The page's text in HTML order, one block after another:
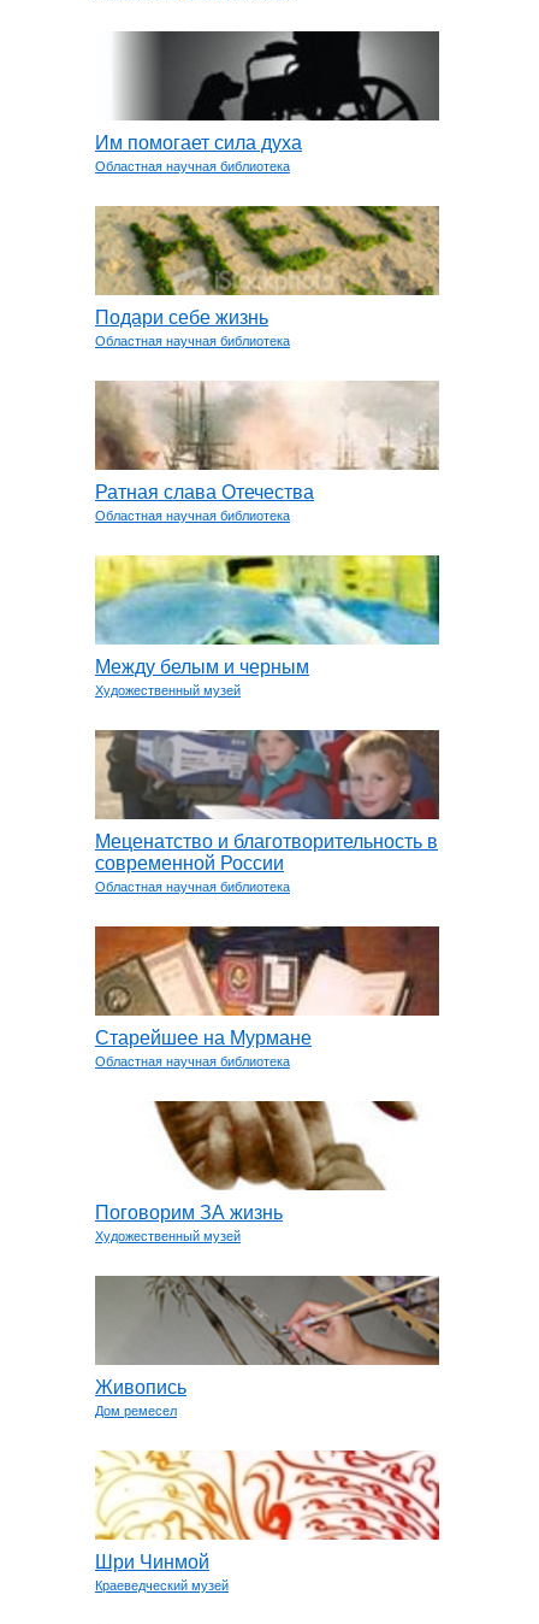
Им помогает сила духа
Областная научная библиотека
Подари себе жизнь
Областная научная библиотека
Ратная слава Отечества
Областная научная библиотека
Между белым и черным
Художественный музей
Меценатство и благотворительность в
современной России
Областная научная библиотека
Старейшее на Мурмане
Областная научная библиотека
Поговорим ЗА жизнь
Художественный музей
Живопись
Дом ремесел
Шри Чинмой
Краеведческий музей